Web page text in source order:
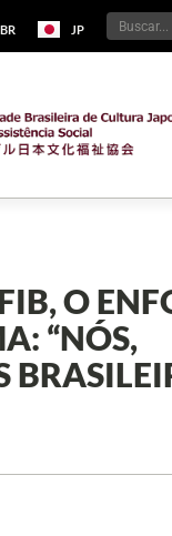
BR JP
O
“NÓS,